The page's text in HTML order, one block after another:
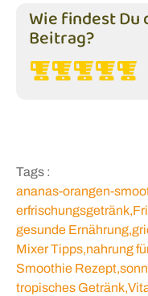
Wie findest Du
Beitrag?
Tags :
ananas-orangen-
erfrischungsgetränk,
gesunde Ernährung,
Mixer Tipps,nahrung
Smoothie Rezept,
tropisches Getränk,